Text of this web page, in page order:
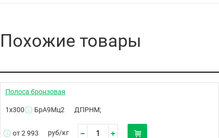
Похожие товары
Полоса бронзовая
1х300 БрА9Мц2 ДПРНМ;
от 2 993 руб/кг